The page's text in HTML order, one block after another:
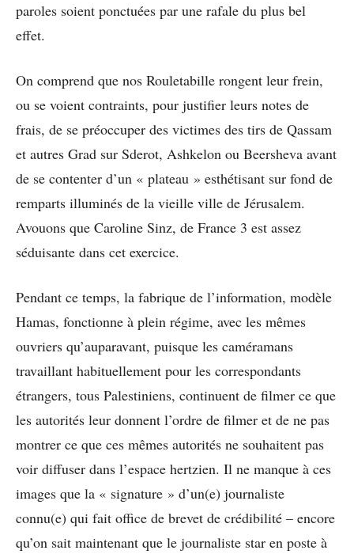
paroles soient ponctuées par une rafale du plus bel
effet.
On comprend que nos Rouletabille rongent leur frein,
ou se voient contraints, pour justifier leurs notes de
frais, de se préoccuper des victimes des tirs de Qassam
et autres Grad sur Sderot, Ashkelon ou Beersheva avant
de se contenter d’un « plateau » esthétisant sur fond de
remparts illuminés de la vieille ville de Jérusalem.
Avouons que Caroline Sinz, de France 3 est assez
séduisante dans cet exercice.
Pendant ce temps, la fabrique de l’information, modèle
Hamas, fonctionne à plein régime, avec les mêmes
ouvriers qu’auparavant, puisque les caméramans
travaillant habituellement pour les correspondants
étrangers, tous Palestiniens, continuent de filmer ce que
les autorités leur donnent l’ordre de filmer et de ne pas
montrer ce que ces mêmes autorités ne souhaitent pas
voir diffuser dans l’espace hertzien. Il ne manque à ces
images que la « signature » d’un(e) journaliste
connu(e) qui fait office de brevet de crédibilité – encore
qu’on sait maintenant que le journaliste star en poste à